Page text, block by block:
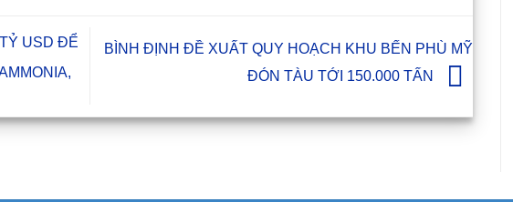
USD ĐỂ
BÌNH ĐỊNH ĐỀ XUẤT QUY HOẠCH KHU BẾN PHÙ MỸ
ĐÓN TÀU TỚI 150.000 TẤN